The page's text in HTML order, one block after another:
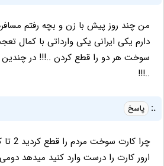
دارم یکی ایرانی یکی وارداتی با کمال
سوخت هر دو را قطع کردن ..!!! در چندین
..!!!
.: پاسخ
چرا
ارور کارت را درست وارد کنید میدهد